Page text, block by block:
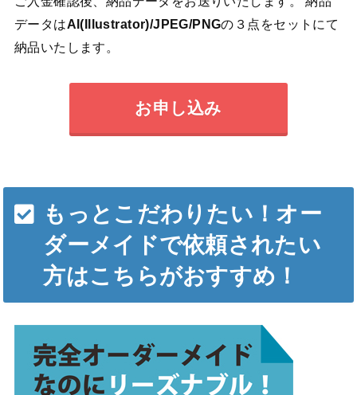
データはAI(Illustrator)/JPEG/PNGの３点をセットにて
納品いたします。
お申し込み
もっとこだわりたい！オー
ダーメイドで依頼されたい
方はこちらがおすすめ！